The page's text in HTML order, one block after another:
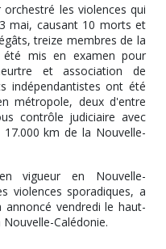
les violences qui
mai, causant 10 morts et
treize membres de la
été mis en examen pour
et association de
indépendantistes ont été
métropole, deux d'entre
contrôle judiciaire avec
km de la Nouvelle-
vigueur en Nouvelle-
violences sporadiques, a
vendredi le haut-
Calédonie.